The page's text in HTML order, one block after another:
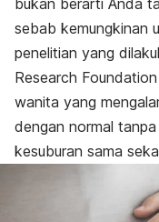
bukan berarti Anda
sebab kemungkinan
penelitian yang
Research
wanita yang
dengan normal
kesuburan sama